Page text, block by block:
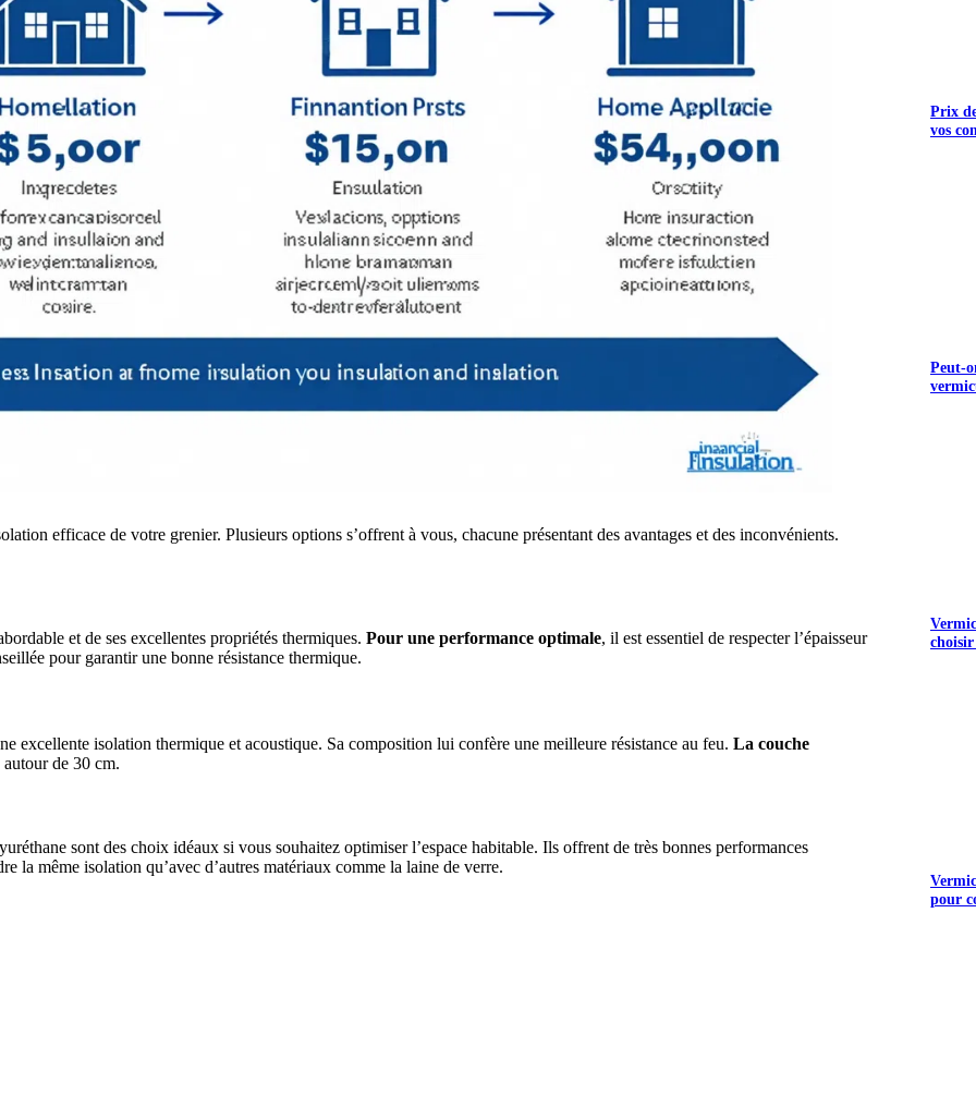
efficace de votre grenier. Plusieurs options s’offrent à vous, chacune présentant des avantages et des inconvénients.
et de ses excellentes propriétés thermiques. Pour une performance optimale, il est essentiel de respecter l’épaisseur
pour garantir une bonne résistance thermique.
excellente isolation thermique et acoustique. Sa composition lui confère une meilleure résistance au feu. La couche
de 30 cm.
sont des choix idéaux si vous souhaitez optimiser l’espace habitable. Ils offrent de très bonnes performances
la même isolation qu’avec d’autres matériaux comme la laine de verre.
Prix
vos
Peut-
pour